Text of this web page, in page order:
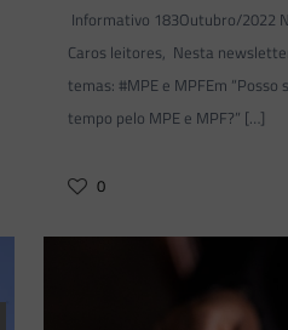
Informativo 183Outubro/2022
Caros leitores, Nesta
temas: #MPE e MPFEm
tempo pelo MPE e MPF?” […]
0